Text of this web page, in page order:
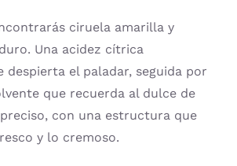
ciruela amarilla y
Una acidez cítrica
despierta el paladar, seguida por
que recuerda al dulce de
con una estructura que
y lo cremoso.